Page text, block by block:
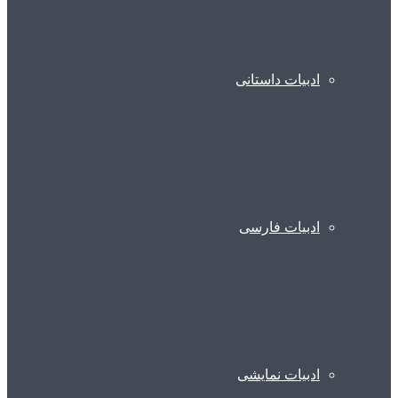
ادبیات داستانی
ادبیات فارسی
ادبیات نمایشی